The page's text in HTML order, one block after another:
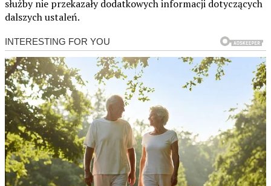
służby nie przekazały dodatkowych informacji dotyczących
dalszych ustaleń.